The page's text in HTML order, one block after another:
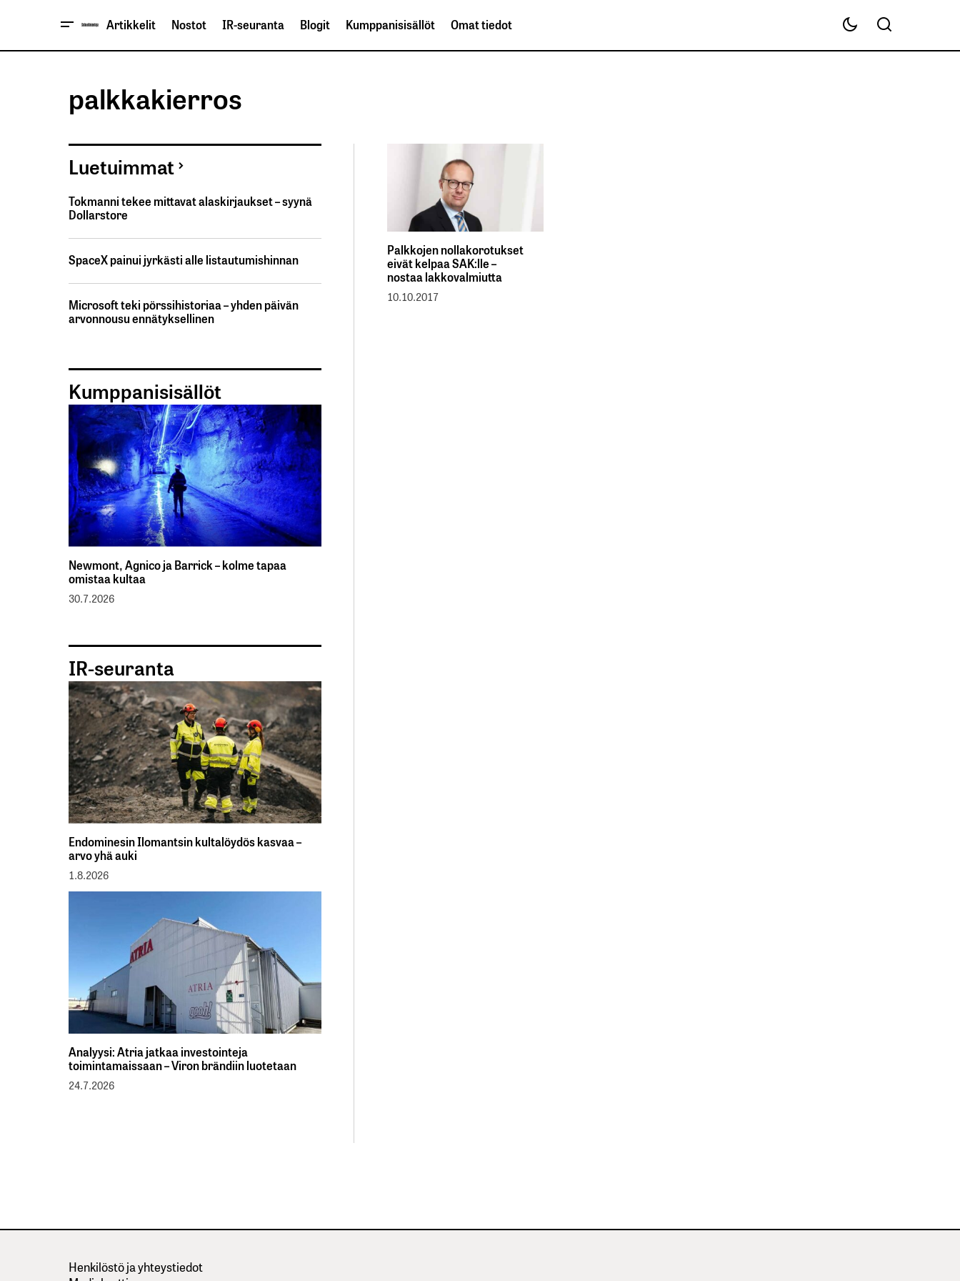
Artikkelit Nostot IR-seuranta Blogit Kumppanisisällöt Omat tiedot
palkkakierros
Palkkojen nollakorotukset
eivät kelpaa SAK:lle –
nostaa lakkovalmiutta
10.10.2017
Luetuimmat
Tokmanni tekee mittavat alaskirjaukset – syynä
Dollarstore
SpaceX painui jyrkästi alle listautumishinnan
Microsoft teki pörssihistoriaa – yhden päivän
arvonnousu ennätyksellinen
Kumppanisisällöt
Newmont, Agnico ja Barrick – kolme tapaa
omistaa kultaa
30.7.2026
IR-seuranta
Endominesin Ilomantsin kultalöydös kasvaa –
arvo yhä auki
1.8.2026
Analyysi: Atria jatkaa investointeja
toimintamaissaan – Viron brändiin luotetaan
24.7.2026
Henkilöstö ja yhteystiedot